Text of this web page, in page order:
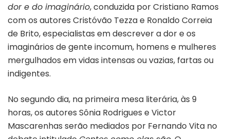
dor e do imaginário, conduzida por Cristiano Ramos
com os autores Cristóvão Tezza e Ronaldo Correia
de Brito, especialistas em descrever a dor e os
imaginários de gente incomum, homens e mulheres
mergulhados em vidas intensas ou vazias, fartas ou
indigentes.
No segundo dia, na primeira mesa literária, às 9
horas, os autores Sônia Rodrigues e Victor
Mascarenhas serão mediados por Fernando Vita no